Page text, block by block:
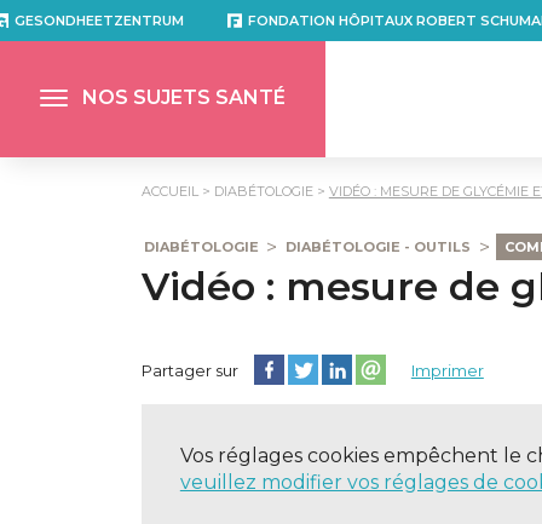
GESONDHEETZENTRUM FONDATION HÔPITAUX ROBERT
NOS SUJETS SANTÉ
ACCUEIL DIABÉTOLOGIE VIDÉO : MESURE DE GLYCÉMIE
DIABÉTOLOGIE DIABÉTOLOGIE - OUTILS
Vidéo : mesure de
Partager sur Partager cette page sur Facebook
Partager cette page sur Twitter
Partager cette page sur
Partager cette page sur
Imprimer
Vos réglages cookies empêchent le
veuillez modifier vos réglages de